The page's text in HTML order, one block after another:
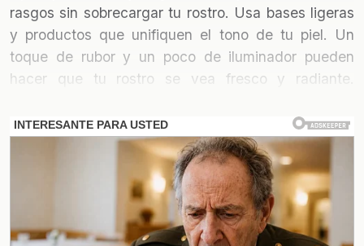
rasgos sin sobrecargar tu rostro. Usa bases ligeras
y productos que unifiquen el tono de tu piel. Un
toque de rubor y un poco de iluminador pueden
hacer que tu rostro se vea fresco y radiante.
natural es la clave.
3. Alimentación Saludable
juega un papel crucial en tu
apariencia. Incluir frutas, verduras y suficiente agua